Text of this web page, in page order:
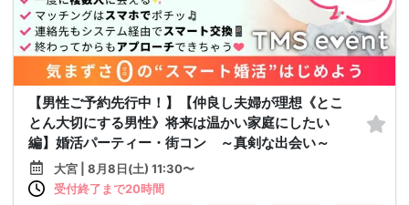
【男性ご予約先行中！】【仲良し夫婦が理想《とこ
とん大切にする男性》将来は温かい家庭にしたい
編】婚活パーティー・街コン ～真剣な出会い～
大宮 | 8月8日(土) 11:30〜
受付終了まで20時間